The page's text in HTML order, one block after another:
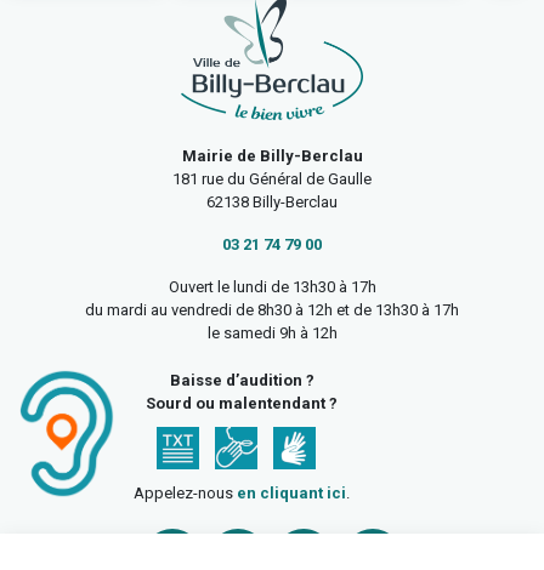
Mairie de Billy-Berclau
181 rue du Général de Gaulle
62138 Billy-Berclau
03 21 74 79 00
Ouvert le lundi de 13h30 à 17h
du mardi au vendredi de 8h30 à 12h et de 13h30 à 17h
le samedi 9h à 12h
Baisse d’audition ?
Sourd ou malentendant ?
Appelez-nous en cliquant ici.